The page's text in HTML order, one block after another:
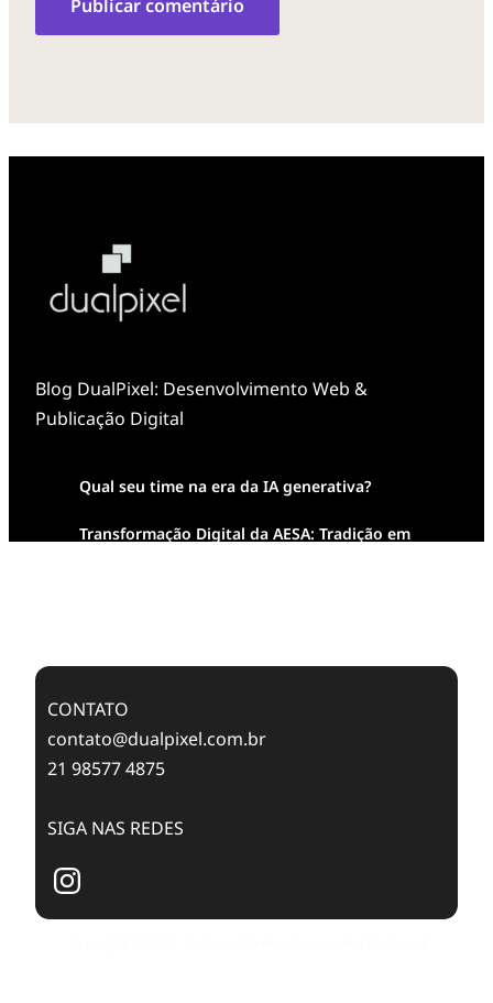
Blog DualPixel: Desenvolvimento Web &
Publicação Digital
Qual seu time na era da IA generativa?
Transformação Digital da AESA: Tradição em
CONTATO
contato@dualpixel.com.br
21 98577 4875
SIGA NAS REDES